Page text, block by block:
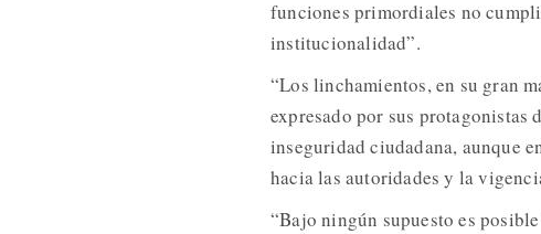
funciones primordiales no
institucionalidad”.
“Los linchamientos, en su gran
expresado por sus
inseguridad ciudadana, aunque
hacia las autoridades y la
“Bajo ningún supuesto es